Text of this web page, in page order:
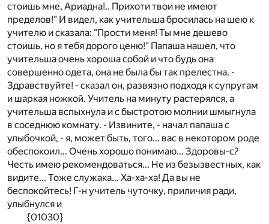
стоишь мне, Ариадна!.. Прихоти твои не имеют
пределов!" И видел, как учительша бросилась на шею к
учителю и сказала: "Прости меня! Ты мне дешево
стоишь, но я тебя дорого ценю!" Папаша нашел, что
учительша очень хороша собой и что будь она
совершенно одета, она не была бы так прелестна. -
Здравствуйте! - сказал он, развязно подходя к супругам
и шаркая ножкой. Учитель на минуту растерялся, а
учительша вспыхнула и с быстротою молнии шмыгнула
в соседнюю комнату. - Извините, - начал папаша с
улыбочкой, - я, может быть, того... вас в некотором роде
обеспокоил... Очень хорошо понимаю... Здоровы-с?
Честь имею рекомендоваться... Не из безызвестных, как
видите... Тоже служака... Ха-ха-ха! Да вы не
беспокойтесь! Г-н учитель чуточку, приличия ради,
улыбнулся и
{01030}